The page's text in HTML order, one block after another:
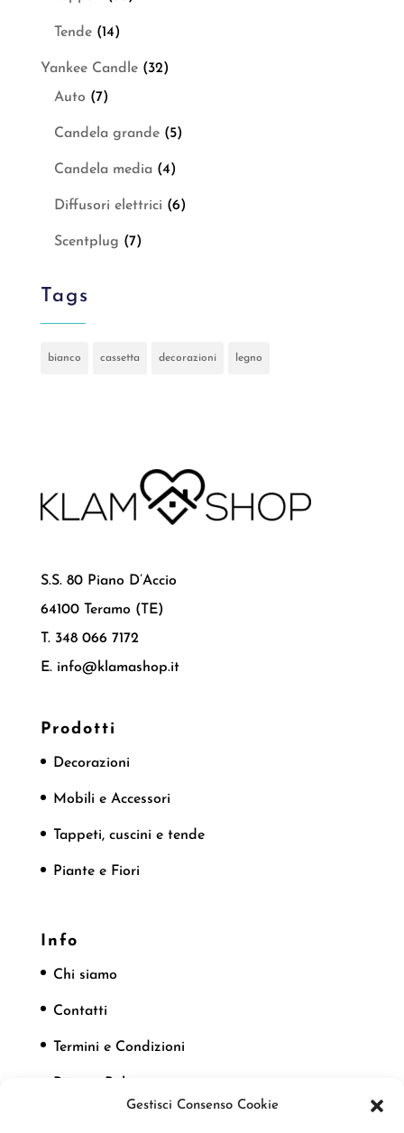
Gestisci Consenso Cookie
Tende (14)
Yankee Candle (32)
Auto (7)
Candela grande (5)
Candela media (4)
Diffusori elettrici (6)
Scentplug (7)
Tags
bianco cassetta decorazioni legno
S.S. 80 Piano D’Accio
64100 Teramo (TE)
T. 348 066 7172
E. info@klamashop.it
Prodotti
Decorazioni
Mobili e Accessori
Tappeti, cuscini e tende
Piante e Fiori
Info
Chi siamo
Contatti
Termini e Condizioni